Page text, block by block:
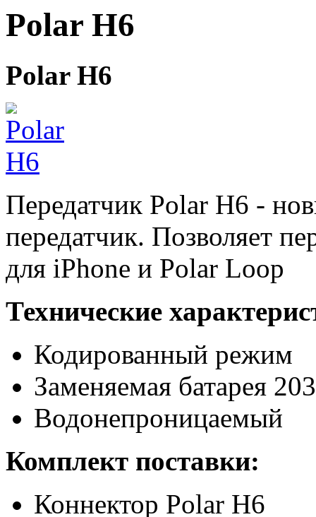
Polar H6
Polar H6
Передатчик Polar H6 -
передатчик. Позволяет
для iPhone и Polar Loop
Технические
Кодированный режим
Заменяемая батарея
Водонепроницаемый
Комплект поставки:
Коннектор Polar H6